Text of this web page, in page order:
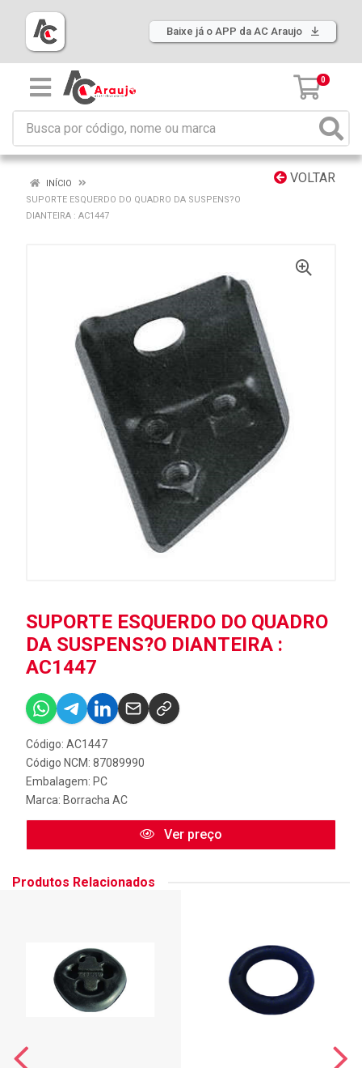
Baixe já o APP da AC Araujo
0
VOLTAR
INÍCIO
SUPORTE ESQUERDO DO QUADRO DA SUSPENS?O
DIANTEIRA : AC1447
SUPORTE ESQUERDO DO QUADRO
DA SUSPENS?O DIANTEIRA :
AC1447
Código: AC1447
Código NCM: 87089990
Embalagem: PC
Marca: Borracha AC
Ver preço
Produtos Relacionados